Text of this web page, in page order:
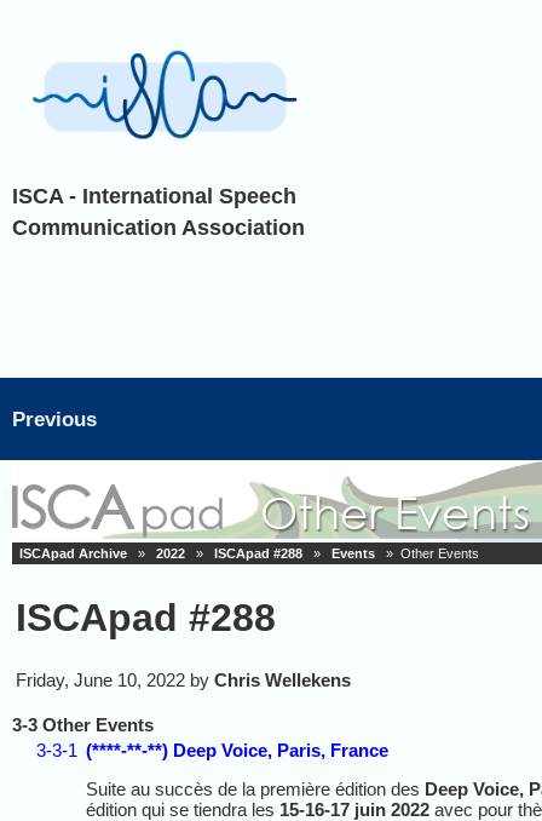
ISCA - International Speech
Communication Association
Previous
ISCApad Archive » 2022 » ISCApad #288 » Events » Other Events
ISCApad #288
Friday, June 10, 2022 by Chris Wellekens
3-3 Other Events
3-3-1 (****-**-**) Deep Voice, Paris, France
Suite au succès de la première édition des Deep Voice,
édition qui se tiendra les 15-16-17 juin 2022 avec pour